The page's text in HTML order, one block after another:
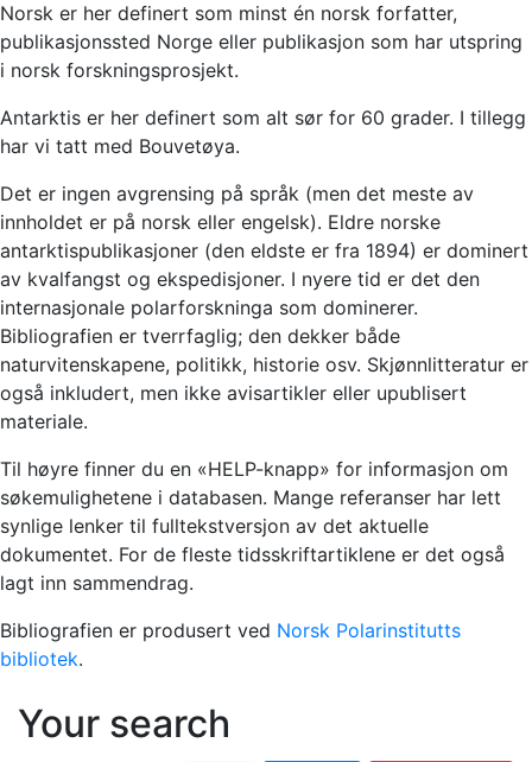
Norsk er her definert som minst én norsk forfatter,
publikasjonssted Norge eller publikasjon som har utspring
i norsk forskningsprosjekt.
Antarktis er her definert som alt sør for 60 grader. I tillegg
har vi tatt med Bouvetøya.
Det er ingen avgrensing på språk (men det meste av
innholdet er på norsk eller engelsk). Eldre norske
antarktispublikasjoner (den eldste er fra 1894) er dominert
av kvalfangst og ekspedisjoner. I nyere tid er det den
internasjonale polarforskninga som dominerer.
Bibliografien er tverrfaglig; den dekker både
naturvitenskapene, politikk, historie osv. Skjønnlitteratur er
også inkludert, men ikke avisartikler eller upublisert
materiale.
Til høyre finner du en «HELP-knapp» for informasjon om
søkemulighetene i databasen. Mange referanser har lett
synlige lenker til fulltekstversjon av det aktuelle
dokumentet. For de fleste tidsskriftartiklene er det også
lagt inn sammendrag.
Bibliografien er produsert ved Norsk Polarinstitutts
bibliotek.
Your search